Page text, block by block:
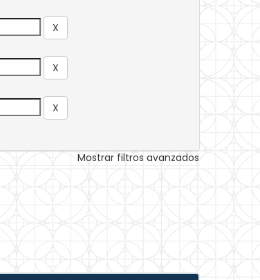
Mostrar filtros avanzados